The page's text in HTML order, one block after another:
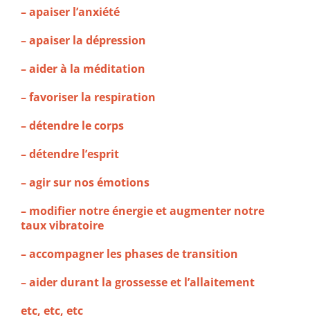
– apaiser l’anxiété
– apaiser la dépression
– aider à la méditation
– favoriser la respiration
– détendre le corps
– détendre l’esprit
– agir sur nos émotions
– modifier notre énergie et augmenter notre
taux vibratoire
– accompagner les phases de transition
– aider durant la grossesse et l’allaitement
etc, etc, etc